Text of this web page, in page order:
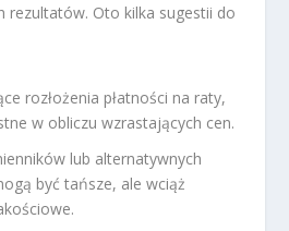
rezultatów. Oto kilka sugestii do
rozłożenia płatności na raty,
w obliczu wzrastających cen.
lub alternatywnych
być tańsze, ale wciąż